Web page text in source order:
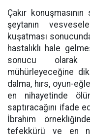
Çakır
şeytanın
kuşatması
hastalıklı hale
sonucu olarak
mühürleyeceğine
dalma, hırs, oyun-
en nihayetinde
saptıracağını ifade
İbrahim
tefekkürü ve en